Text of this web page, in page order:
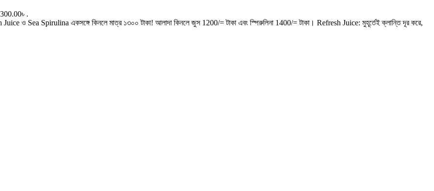
.
ও Sea Spirulina একসঙ্গে কিনলে মাত্র ১৩০০ টাকা! আলাদা কিনলে জুস 1200/= টাকা এবং স্পিরুলিনা 1400/= টাকা। Refresh Juice: মুহূর্তেই ক্লান্তি দূর করে,